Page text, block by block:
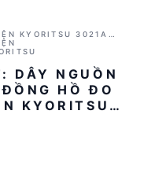
KYORITSU 3021A
DÂY NGUỒN
HỒ ĐO
KYORITSU